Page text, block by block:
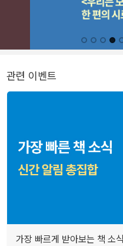
관련 이벤트
가장 빠르게 받아보는 책 소